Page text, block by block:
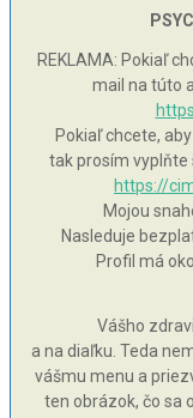
REKLAMA: Pokiaľ
mail na túto
Pokiaľ chcete,
tak prosím vyplňte
https://
Mojou
Nasleduje
Profil má
Vášho
a na diaľku. Teda
vášmu menu a
ten obrázok, čo sa